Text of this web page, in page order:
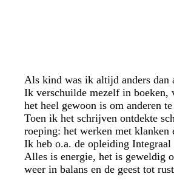
Als kind was ik altijd anders dan
Ik verschuilde mezelf in boeken,
het heel gewoon is om anderen
Toen ik het schrijven ontdekte
roeping: het werken met klanken
Ik heb o.a. de opleiding Integraal
Alles is energie, het is geweldig
weer in balans en de geest tot